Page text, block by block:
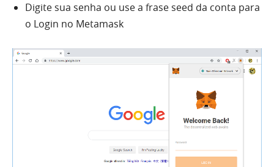
Digite sua senha ou use a frase seed da conta para
o Login no Metamask